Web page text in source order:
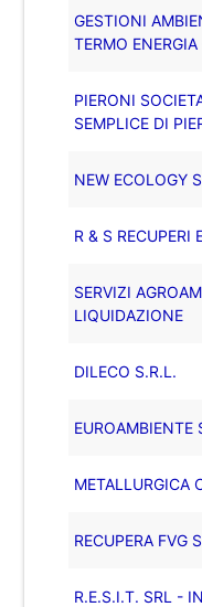
GESTIONI
TERMO
PIERONI
SEMPLICE DI
NEW ECOLOGY
R & S RECUPERI
SERVIZI
LIQUIDAZIONE
DILECO S.R.L.
EUROAMBIENTE
METALLURGICA
RECUPERA FVG
R.E.S.I.T. SRL -